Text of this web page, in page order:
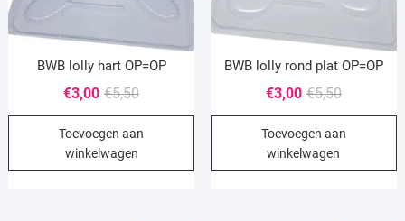
BWB lolly hart OP=OP
€5,50Oorspronkelijke
prijs
was:
€3,00
Huidige
prijs
is:
Toevoegen aan
winkelwagen
BWB lolly rond plat OP=OP
€5,50
prijs
was:
€3,00
Huidige
prijs
is:
Toevoegen aan
winkelwagen